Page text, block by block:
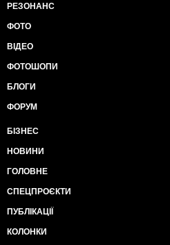
РЕЗОНАНС
ФОТО
ВІДЕО
ФОТОШОПИ
БЛОГИ
ФОРУМ
БІЗНЕС
НОВИНИ
ГОЛОВНЕ
СПЕЦПРОЄКТИ
ПУБЛІКАЦІЇ
КОЛОНКИ